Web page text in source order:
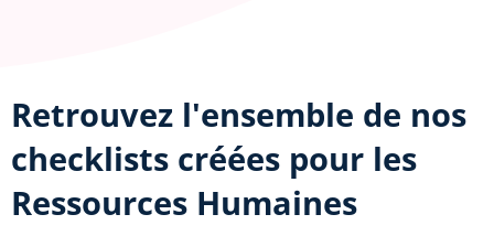
Retrouvez l'ensemble de nos
checklists créées pour les
Ressources Humaines